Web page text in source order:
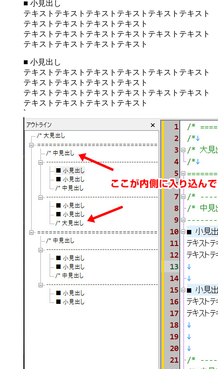
■ 小見出し
テキストテキストテキストテキストテキストテキスト
テキストテキストテキストテキスト
テキストテキストテキストテキストテキストテキスト
テキストテキストテキストテキスト
■ 小見出し
テキストテキストテキストテキストテキストテキスト
テキストテキストテキストテキスト
テキストテキストテキストテキストテキストテキスト
テキストテキストテキストテキスト
`